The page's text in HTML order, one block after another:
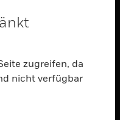
zugreifen, da
nicht verfügbar